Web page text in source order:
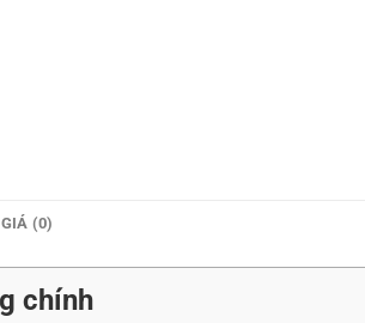
(0)
chính